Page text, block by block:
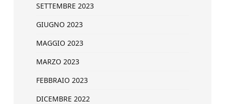
SETTEMBRE 2023
GIUGNO 2023
MAGGIO 2023
MARZO 2023
FEBBRAIO 2023
DICEMBRE 2022